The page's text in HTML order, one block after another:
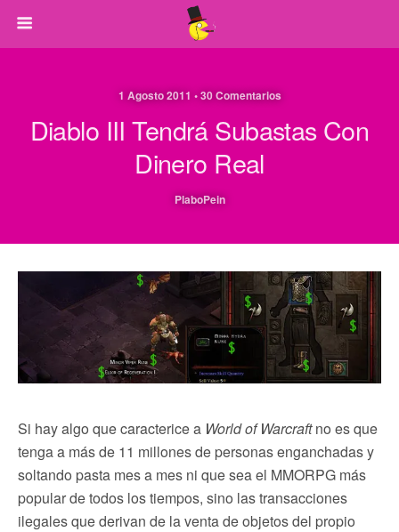
1 Agosto 2011 • 30 Comentarios
Diablo III Tendrá Subastas Con
Dinero Real
PlaboPein
Si hay algo que caracterice a World of Warcraftno es que
tenga a más de 11 millones de personas enganchadas y
soltando pasta mes a mes ni que sea el MMORPG más
popular de todos los tiempos, sino las transacciones
ilegales que derivan de la venta de objetos del propio